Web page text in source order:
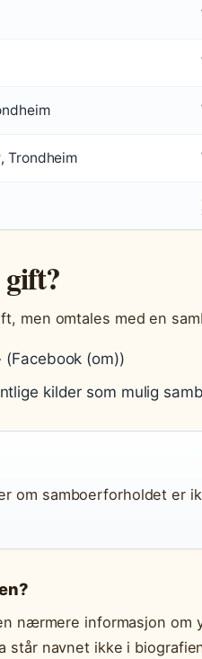
Trondheim
men omtales med en
(om))
kilder som mulig
om samboerforholdet er
nærmere informasjon om
står navnet ikke i